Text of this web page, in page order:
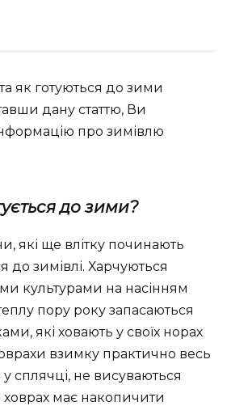
як готуються до зими
дану статтю, Ви
про зимівлю
до зими?
які ще влітку починають
до зимівлі. Харчуються
культурами на насінням
пору року запасаються
які ховають у своїх норах
взимку практично весь
сплячці, не висуваються
має накопичити